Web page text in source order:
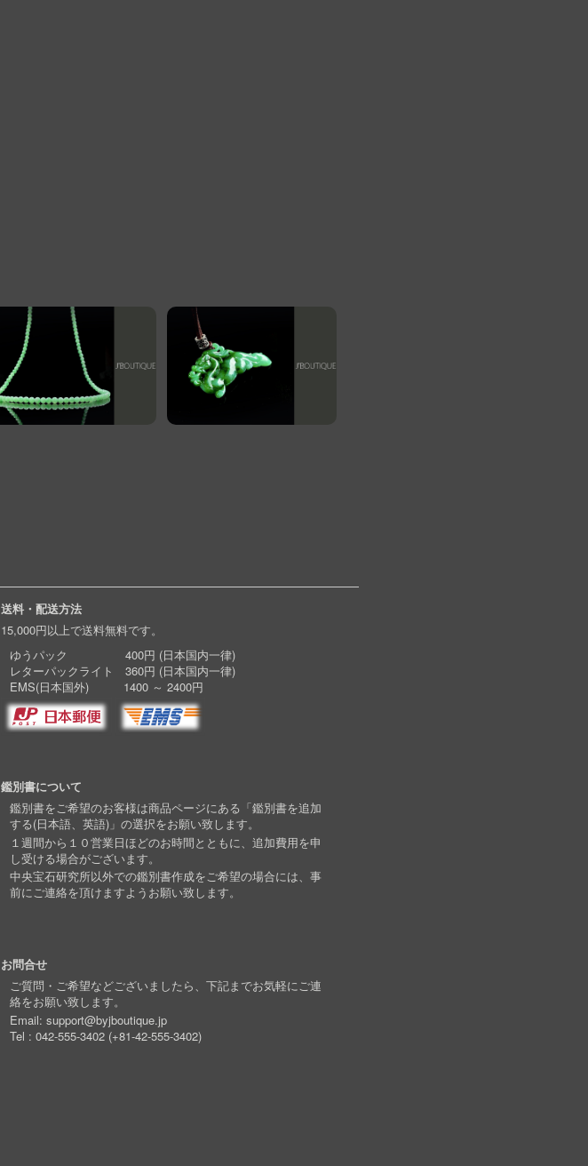
送料・配送方法
15,000円以上で送料無料です。
ゆうパック 400円 (日本国内一律)
レターパックライト 360円 (日本国内一律)
EMS(日本国外) 1400 ～ 2400円
鑑別書について
鑑別書をご希望のお客様は商品ページにある「鑑別書を追加
する(日本語、英語)」の選択をお願い致します。
１週間から１０営業日ほどのお時間とともに、追加費用を申
し受ける場合がございます。
中央宝石研究所以外での鑑別書作成をご希望の場合には、事
前にご連絡を頂けますようお願い致します。
お問合せ
ご質問・ご希望などございましたら、下記までお気軽にご連
絡をお願い致します。
Email:support@byjboutique.jp
Tel :042-555-3402 (+81-42-555-3402)